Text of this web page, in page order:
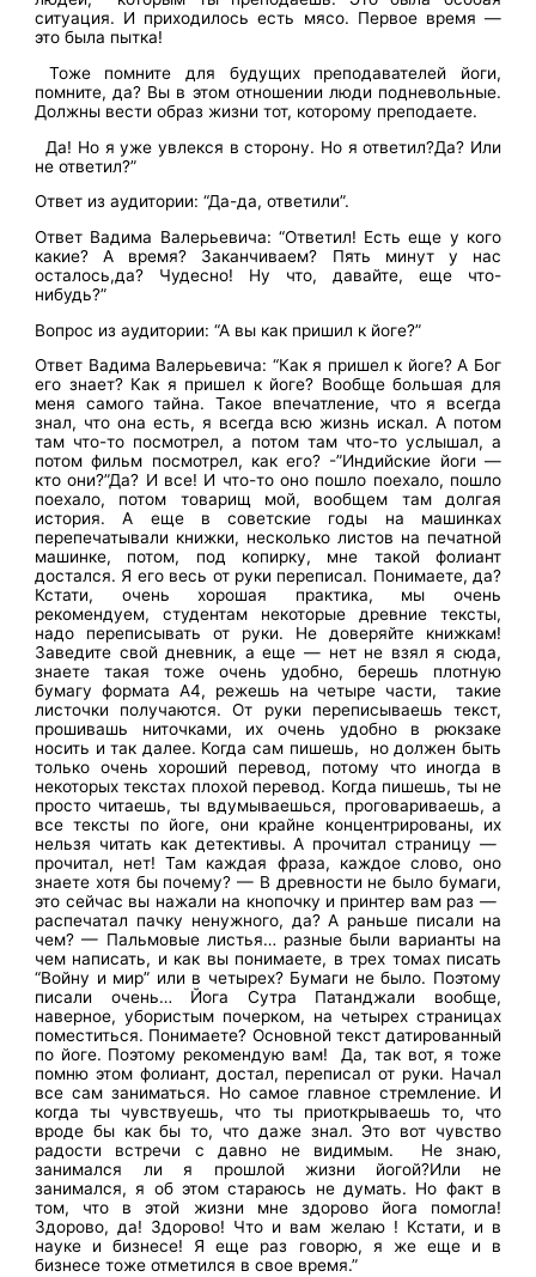
ситуация. И приходилось есть мясо. Первое время —
это была пытка!
Тоже помните для будущих преподавателей йоги,
помните, да? Вы в этом отношении люди подневольные.
Должны вести образ жизни тот, которому преподаете.
Да! Но я уже увлекся в сторону. Но я ответил?Да? Или
не ответил?”
Ответ из аудитории: “Да-да, ответили”.
Ответ Вадима Валерьевича: “Ответил! Есть еще у кого
какие? А время? Заканчиваем? Пять минут у нас
осталось,да? Чудесно! Ну что, давайте, еще что-
нибудь?”
Вопрос из аудитории: “А вы как пришил к йоге?”
Ответ Вадима Валерьевича: “Как я пришел к йоге? А Бог
его знает? Как я пришел к йоге? Вообще большая для
меня самого тайна. Такое впечатление, что я всегда
знал, что она есть, я всегда всю жизнь искал. А потом
там что-то посмотрел, а потом там что-то услышал, а
потом фильм посмотрел, как его? -”Индийские йоги —
кто они?”Да? И все! И что-то оно пошло поехало, пошло
поехало, потом товарищ мой, вообщем там долгая
история. А еще в советские годы на машинках
перепечатывали книжки, несколько листов на печатной
машинке, потом, под копирку, мне такой фолиант
достался. Я его весь от руки переписал. Понимаете, да?
Кстати, очень хорошая практика, мы очень
рекомендуем, студентам некоторые древние тексты,
надо переписывать от руки. Не доверяйте книжкам!
Заведите свой дневник, а еще — нет не взял я сюда,
знаете такая тоже очень удобно, берешь плотную
бумагу формата А4, режешь на четыре части, такие
листочки получаются. От руки переписываешь текст,
прошивашь ниточками, их очень удобно в рюкзаке
носить и так далее. Когда сам пишешь, но должен быть
только очень хороший перевод, потому что иногда в
некоторых текстах плохой перевод. Когда пишешь, ты не
просто читаешь, ты вдумываешься, проговариваешь, а
все тексты по йоге, они крайне концентрированы, их
нельзя читать как детективы. А прочитал страницу —
прочитал, нет! Там каждая фраза, каждое слово, оно
знаете хотя бы почему? — В древности не было бумаги,
это сейчас вы нажали на кнопочку и принтер вам раз —
распечатал пачку ненужного, да? А раньше писали на
чем? — Пальмовые листья… разные были варианты на
чем написать, и как вы понимаете, в трех томах писать
“Войну и мир” или в четырех? Бумаги не было. Поэтому
писали очень… Йога Сутра Патанджали вообще,
наверное, убористым почерком, на четырех страницах
поместиться. Понимаете? Основной текст датированный
по йоге. Поэтому рекомендую вам! Да, так вот, я тоже
помню этом фолиант, достал, переписал от руки. Начал
все сам заниматься. Но самое главное стремление. И
когда ты чувствуешь, что ты приоткрываешь то, что
вроде бы как бы то, что даже знал. Это вот чувство
радости встречи с давно не видимым. Не знаю,
занимался ли я прошлой жизни йогой?Или не
занимался, я об этом стараюсь не думать. Но факт в
том, что в этой жизни мне здорово йога помогла!
Здорово, да! Здорово! Что и вам желаю ! Кстати, и в
науке и бизнесе! Я еще раз говорю, я же еще и в
бизнесе тоже отметился в свое время.”